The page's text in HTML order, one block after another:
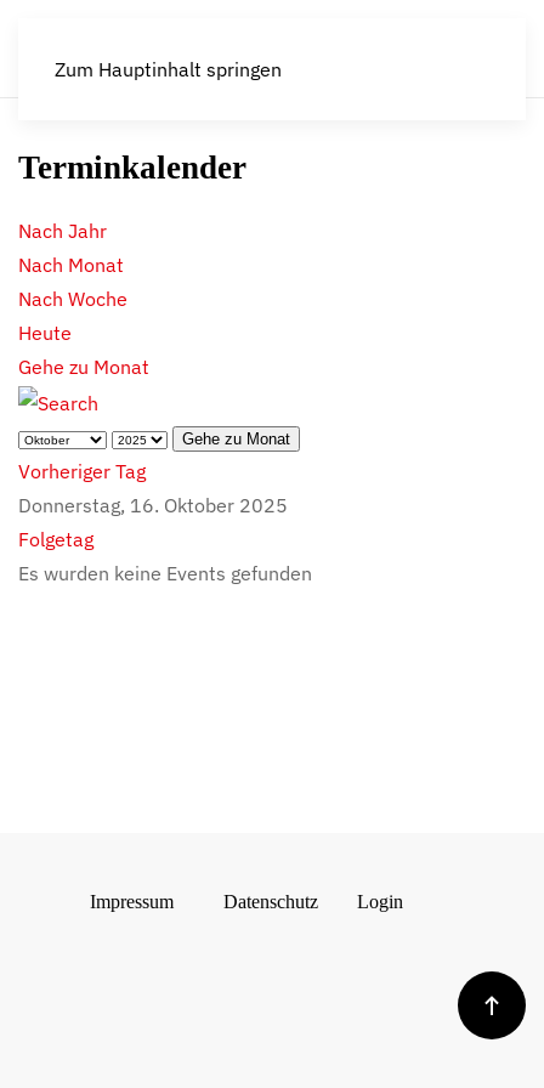
Zum Hauptinhalt springen
Terminkalender
Nach Jahr
Nach Monat
Nach Woche
Heute
Gehe zu Monat
Gehe zu Monat
Vorheriger Tag
Donnerstag, 16. Oktober 2025
Folgetag
Es wurden keine Events gefunden
Impressum Datenschutz Login